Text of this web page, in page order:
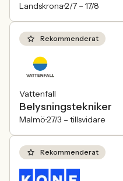
Landskrona2/7 – 17/8
Rekommenderat
Vattenfall
Belysningstekniker
Malmö27/3 – tillsvidare
Rekommenderat